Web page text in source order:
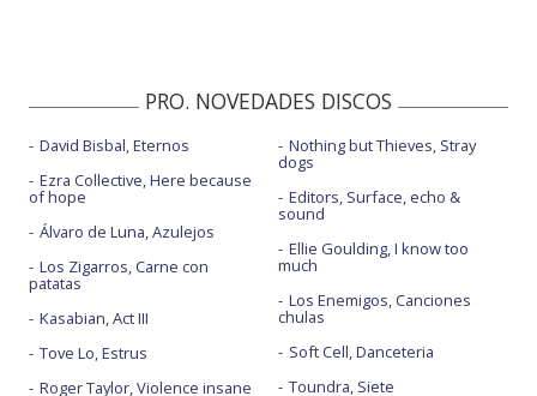
PRO. NOVEDADES DISCOS
David Bisbal, Eternos
Ezra Collective, Here because
of hope
Álvaro de Luna, Azulejos
Los Zigarros, Carne con
patatas
Kasabian, Act III
Tove Lo, Estrus
Roger Taylor, Violence insane
Nothing but Thieves, Stray
dogs
Editors, Surface, echo &
sound
Ellie Goulding, I know too
much
Los Enemigos, Canciones
chulas
Soft Cell, Danceteria
Toundra, Siete